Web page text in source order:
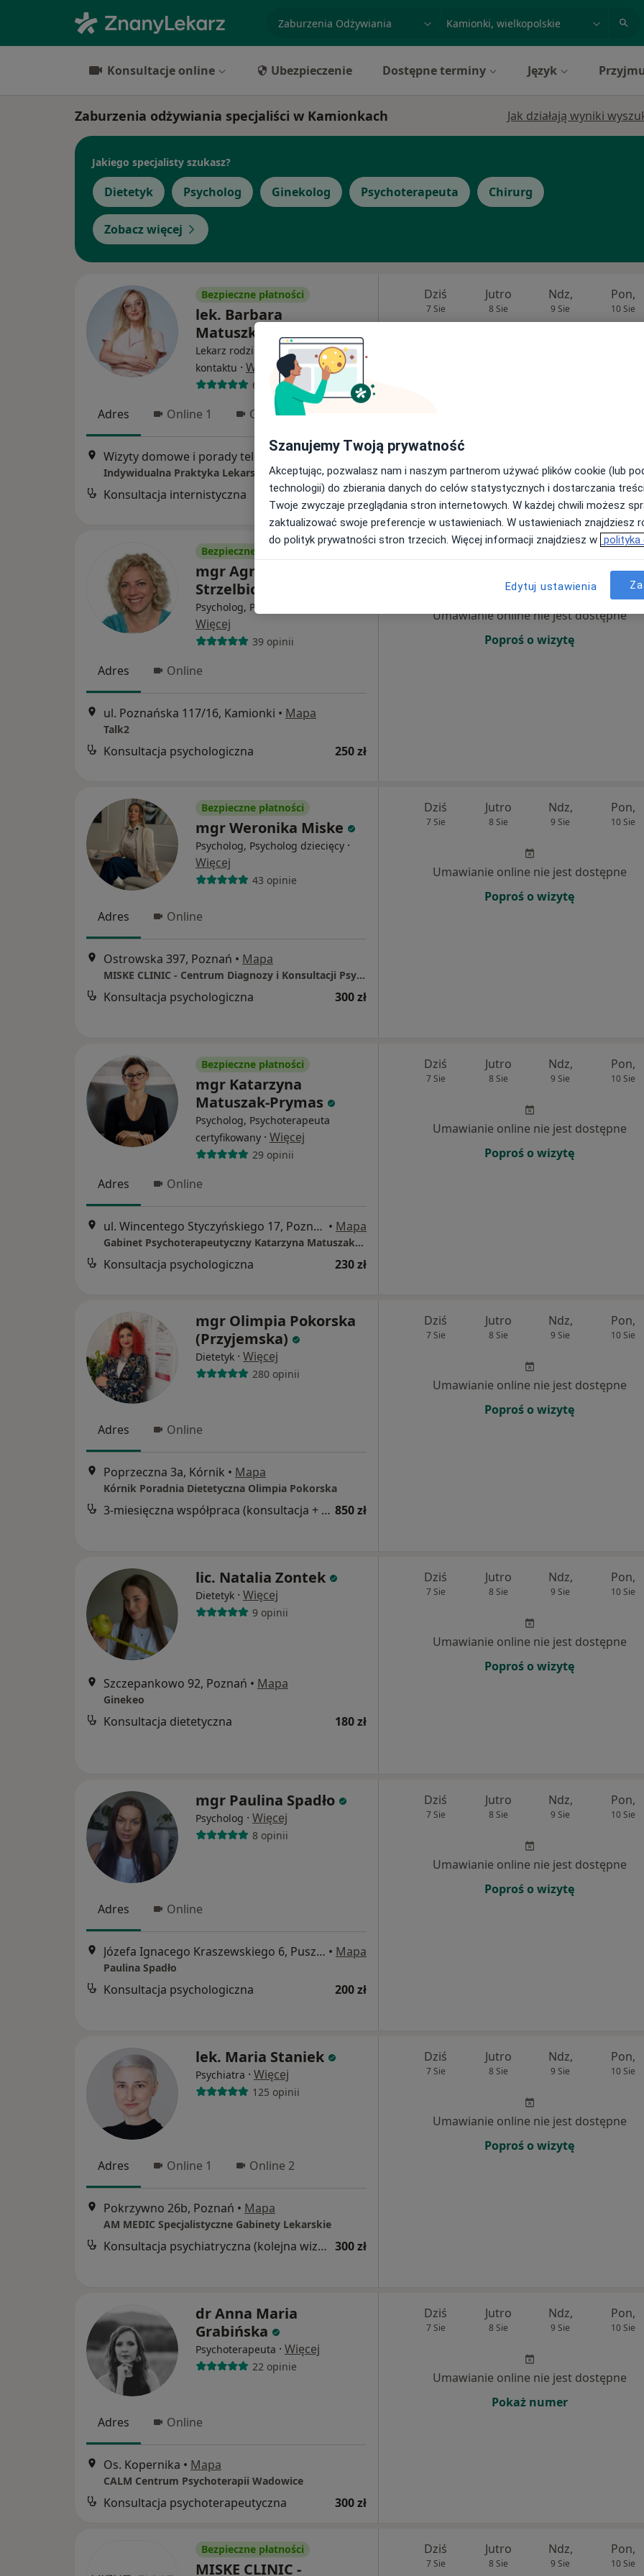
Konsultacje online Ubezpieczenie Dostępne terminy Język
Zaburzenia odżywiania specjaliści w Kamionkach Jak działają wyniki
Jakiego specjalisty szukasz?
Dietetyk Psycholog Ginekolog Psychoterapeuta Chirurg
Zobacz więcej
Bezpieczne płatności
lek. Barbara
Matuszkowiak
Lekarz rodzinny, Lekarz pierwszego
kontaktu · Więcej
608 opinii
Adres Online 1 Online 2
Mapa
Indywidualna Praktyka Lekarska
Konsultacja internistyczna 159 zł
Dziś
7 Sie
Jutro
8 Sie
Ndz,
9 Sie
Pon,
10 Sie
Bezpieczne płatności
mgr Agnieszka
Strzelbicka
Psycholog, Psychoterapeuta
Więcej
39 opinii
Adres Online
ul. Poznańska 117/16, Kamionki • Mapa
Talk2
Konsultacja psychologiczna 250 zł
Ndz, Pon,
Umawianie online nie jest dostępne
Poproś o wizytę
Bezpieczne płatności
mgr Weronika Miske
Psycholog, Psycholog dziecięcy ·
Więcej
43 opinie
Adres Online
Ostrowska 397, Poznań • Mapa
MISKE CLINIC - Centrum Diagnozy i Konsultacji Psychologicznej
Konsultacja psychologiczna 300 zł
Dziś
7 Sie
Jutro
8 Sie
Ndz,
9 Sie
Pon,
10 Sie
Umawianie online nie jest dostępne
Poproś o wizytę
Bezpieczne płatności
mgr Katarzyna
Matuszak-Prymas
Psycholog, Psychoterapeuta
certyfikowany · Więcej
29 opinii
Adres Online
ul. Wincentego Styczyńskiego 17, Poznań • Mapa
Gabinet Psychoterapeutyczny Katarzyna Matuszak-Prymas
Konsultacja psychologiczna 230 zł
Dziś
7 Sie
Jutro
8 Sie
Ndz,
9 Sie
Pon,
10 Sie
Umawianie online nie jest dostępne
Poproś o wizytę
mgr Olimpia Pokorska
(Przyjemska)
Dietetyk · Więcej
280 opinii
Adres Online
Poprzeczna 3a, Kórnik • Mapa
Kórnik Poradnia Dietetyczna Olimpia Pokorska
3-miesięczna współpraca (konsultacja + 3x plan żywieniowy + stały kontakt) 850 zł
Dziś
7 Sie
Jutro
8 Sie
Ndz,
9 Sie
Pon,
10 Sie
Umawianie online nie jest dostępne
Poproś o wizytę
lic. Natalia Zontek
Dietetyk · Więcej
9 opinii
Szczepankowo 92, Poznań • Mapa
Ginekeo
Konsultacja dietetyczna 180 zł
Dziś
7 Sie
Jutro
8 Sie
Ndz,
9 Sie
Pon,
10 Sie
Umawianie online nie jest dostępne
Poproś o wizytę
mgr Paulina Spadło
Psycholog · Więcej
8 opinii
Adres Online
Józefa Ignacego Kraszewskiego 6, Puszczykowo • Mapa
Paulina Spadło
Konsultacja psychologiczna 200 zł
Dziś
7 Sie
Jutro
8 Sie
Ndz,
9 Sie
Pon,
10 Sie
Umawianie online nie jest dostępne
Poproś o wizytę
lek. Maria Staniek
Psychiatra · Więcej
125 opinii
Adres Online 1 Online 2
Pokrzywno 26b, Poznań • Mapa
AM MEDIC Specjalistyczne Gabinety Lekarskie
Konsultacja psychiatryczna (kolejna wizyta) 300 zł
Dziś
7 Sie
Jutro
8 Sie
Ndz,
9 Sie
Pon,
10 Sie
Umawianie online nie jest dostępne
Poproś o wizytę
dr Anna Maria
Grabińska
Psychoterapeuta · Więcej
22 opinie
Adres Online
Os. Kopernika • Mapa
CALM Centrum Psychoterapii Wadowice
Konsultacja psychoterapeutyczna 300 zł
Dziś
7 Sie
Jutro
8 Sie
Ndz,
9 Sie
Pon,
10 Sie
Umawianie online nie jest dostępne
Pokaż numer
Bezpieczne płatności
MISKE CLINIC -
Dziś
7 Sie
Jutro
8 Sie
Ndz,
9 Sie
Pon,
10 Sie
Szanujemy Twoją prywatność
Akceptując, pozwalasz nam i naszym partnerom używać plików cookie (lub
technologii) do zbierania danych do celów statystycznych i dostarczania
Twoje zwyczaje przeglądania stron internetowych. W każdej chwili możesz
zaktualizować swoje preferencje w ustawieniach. W ustawieniach znajdziesz
do polityk prywatności stron trzecich. Więcej informacji znajdziesz w polityka
Edytuj ustawienia